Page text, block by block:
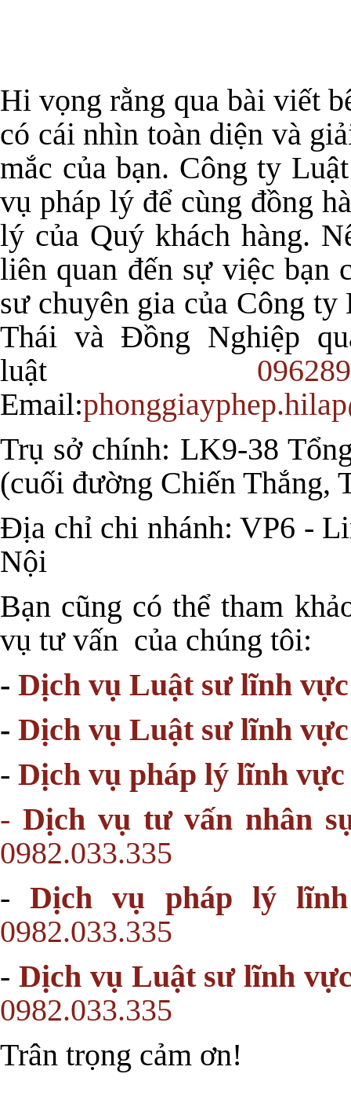
Hi vọng rằng qua bài viết
có cái nhìn toàn diện và
mắc của bạn. Công ty
vụ pháp lý để cùng đồng
lý của Quý khách hàng.
liên quan đến sự việc bạn
sư chuyên gia của Công
Thái và Đồng Nghiệp
luật
Email:
Trụ sở chính: LK9-38
(cuối đường Chiến Thắng,
Địa chỉ chi nhánh: VP6 -
Nội
Bạn cũng có thể tham
vụ tư vấn của chúng tôi:
- Dịch vụ Luật sư lĩnh
- Dịch vụ Luật sư lĩnh
- Dịch vụ pháp lý lĩnh
- Dịch vụ tư vấn nhân
0982.033.335
-Dịch vụ pháp lý
0982.033.335
- Dịch vụ Luật sư lĩnh
0982.033.335
Trân trọng cảm ơn!